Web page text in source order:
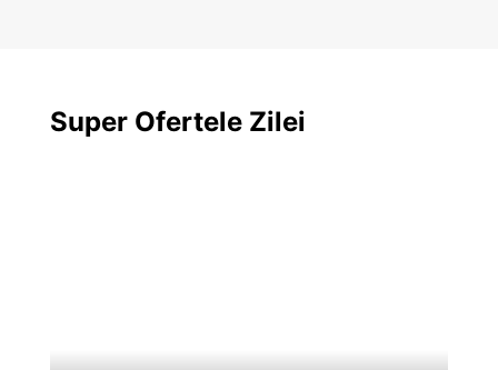
Super Ofertele Zilei